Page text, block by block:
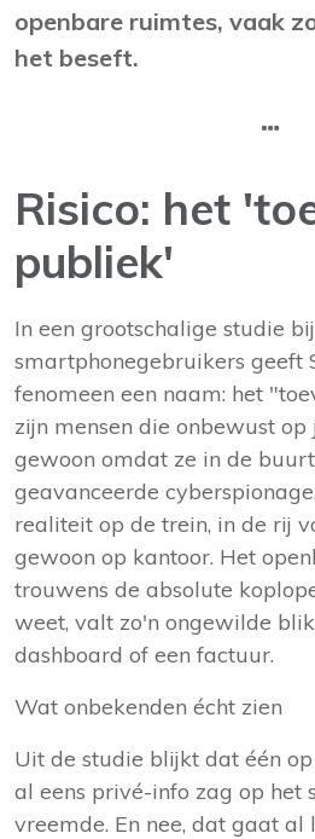
openbare ruimtes, vaak
het beseft.
Risico: het
publiek'
In een grootschalige studie
smartphonegebruikers geeft
fenomeen een naam: het
zijn mensen die onbewust op
gewoon omdat ze in de
geavanceerde
realiteit op de trein, in de rij
gewoon op kantoor. Het
trouwens de absolute
weet, valt zo'n ongewilde
dashboard of een factuur.
Wat onbekenden écht zien
Uit de studie blijkt dat één
al eens privé-info zag op het
vreemde. En nee, dat gaat